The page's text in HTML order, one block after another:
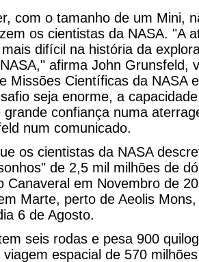
com o tamanho de um Mini,
os cientistas da NASA. "A
difícil na história da
afirma John Grunsfeld,
Missões Científicas da NASA
seja enorme, a
grande confiança numa
num comunicado.
os cientistas da NASA
de 2,5 mil milhões de
Canaveral em Novembro de
Marte, perto de Aeolis
6 de Agosto.
seis rodas e pesa 900
espacial de 570